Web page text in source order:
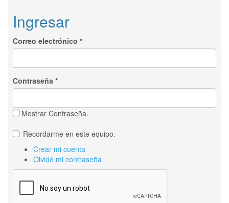
Ingresar
Correo electrónico *
Contraseña *
Mostrar Contraseña.
Recordarme en este equipo.
Crear mi cuenta
Olvidé mi contraseña